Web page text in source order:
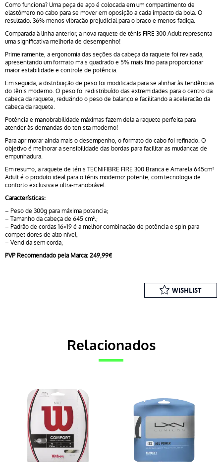
Como funciona? Uma peça de aço é colocada em um compartimento de
elastômero no cabo para se mover em oposição a cada impacto da bola. O
resultado: 36% menos vibração prejudicial para o braço e menos fadiga.
Comparada à linha anterior, a nova raquete de tênis FIRE 300 Adult representa
uma significativa melhoria de desempenho!
Primeiramente, a ergonomia das seções da cabeça da raquete foi revisada,
apresentando um formato mais quadrado e 5% mais fino para proporcionar
maior estabilidade e controle de potência.
Em seguida, a distribuição de peso foi modificada para se alinhar às tendências
do tênis moderno. O peso foi redistribuído das extremidades para o centro da
cabeça da raquete, reduzindo o peso de balanço e facilitando a aceleração da
cabeça da raquete.
Potência e manobrabilidade máximas fazem dela a raquete perfeita para
atender às demandas do tenista moderno!
Para aprimorar ainda mais o desempenho, o formato do cabo foi refinado. O
objetivo é melhorar a sensibilidade das bordas para facilitar as mudanças de
empunhadura.
Em resumo, a raquete de ténis TECNIFIBRE FIRE 300 Branca e Amarela 645cm²
Adult é o produto ideal para o ténis moderno: potente, com tecnologia de
conforto exclusiva e ultra-manobrável.
Características:
– Peso de 300g para máxima potencia;
– Tamanho da cabeça de 645 cm².;
– Padrão de cordas 16×19 é a melhor combinação de potência e spin para
competidores de alto nível;
– Vendida sem corda;
PVP Recomendado pela Marca: 249,99€
WISHLIST
Relacionados